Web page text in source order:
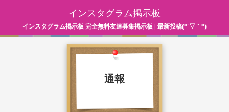
インスタグラム掲示板
インスタグラム掲示板 完全無料友達募集掲示板 | 最新投稿(*´▽｀*)
通報